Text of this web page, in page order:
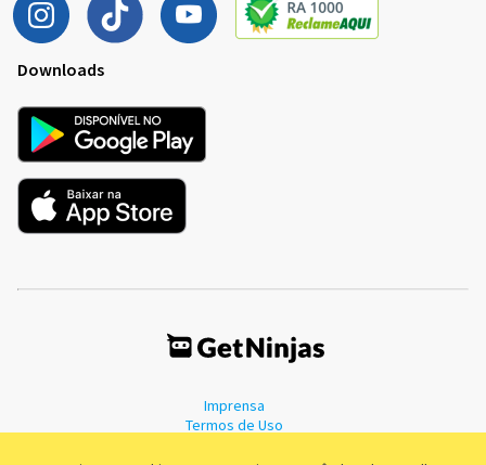
Downloads
Imprensa
Termos de Uso